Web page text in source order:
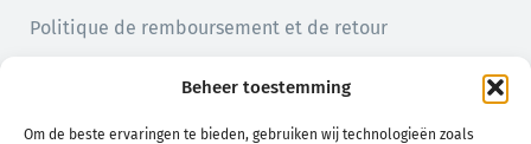
Beheer toestemming
Om de beste ervaringen te bieden, gebruiken wij technologieën zoals
Politique de remboursement et de retour